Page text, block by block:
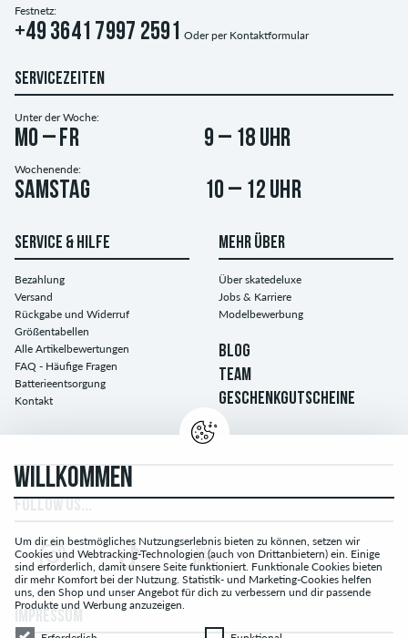
Festnetz:
+49 3641 7997 2591 Oder per Kontaktformular
SERVICEZEITEN
Unter der Woche:
Mo – Fr 9 – 18 Uhr
Wochenende:
Samstag 10 – 12 Uhr
SERVICE & HILFE
Bezahlung
Versand
Rückgabe und Widerruf
Größentabellen
Alle Artikelbewertungen
FAQ - Häufige Fragen
Batterieentsorgung
Kontakt
MEHR ÜBER
Über skatedeluxe
Jobs & Karriere
Modelbewerbung
BLOG
TEAM
GESCHENKGUTSCHEINE
WILLKOMMEN
Um dir ein bestmögliches Nutzungserlebnis bieten zu können, setzen wir
Cookies und Webtracking-Technologien (auch von Drittanbietern) ein. Einige
sind erforderlich, damit unsere Seite funktioniert. Funktionale Cookies bieten
dir mehr Komfort bei der Nutzung. Statistik- und Marketing-Cookies helfen
uns, den Shop und unser Angebot für dich zu verbessern und dir passende
Produkte und Werbung anzuzeigen.
Erforderlich Funktional